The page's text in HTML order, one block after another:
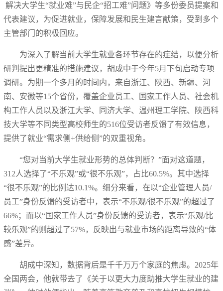
解决大学生“就业难”与民企“招工难”问题》等多份委员提案和
代表建议，为促进就业，保障发展和民生建言献策，受到多个
主管部门的积极回应。
为深入了解当前大学生就业各环节存在的症结，以便分析
研判提出更精准的措施建议，胡成中于今年5月下旬启动专项
调研。为期一个多月的时间内，来自浙江、陕西、新疆、河
南、安徽等15个省份，覆盖企业员工、国家工作人员、社会机
构工作人员以及浙江大学、同济大学、温州理工学院、陕西科
技大学等不同类型高校师生的516位受访者反馈了有效信息，
提供了就业“需求侧+供给侧”的双重视角。
“您对当前大学生就业形势的总体判断？”面对这道题，
312人选择了“不乐观”或“很不乐观”，占比60.5%。其中选择
“很不乐观”的比例达10.1%。细分来看，在以“企业管理人员/
员工”身份反馈的受访者中，表示“不乐观/很不乐观”的超过了
66%；而以“国家工作人员”身份反馈的受访者，表示“乐观/比
较乐观”的则超过了57%，反映出与就业市场的距离导致的“体
感”差异。
胡成中深知，数据背后是千千万万个家庭的焦虑。2025年
全国两会，他就带去了《关于以更大力度助推大学生就业的建